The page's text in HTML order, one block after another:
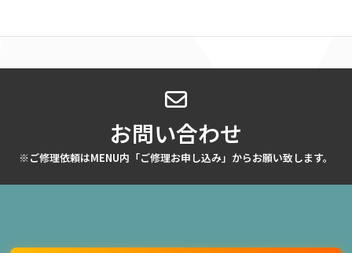
お問い合わせ
※ご修理依頼はMENU内「ご修理お申し込み」からお願い致します。